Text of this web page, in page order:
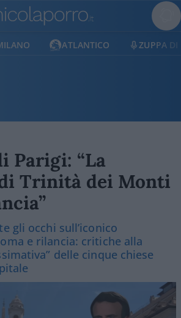
ATLANTICO ZUPPA DI
Parigi: “La
Trinità dei Monti
gli occhi sull’iconico
e rilancia: critiche alla
delle cinque chiese